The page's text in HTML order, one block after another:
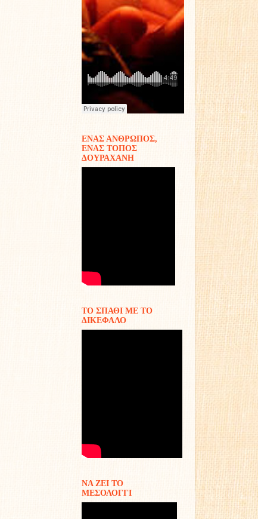
ΕΝΑΣ ΑΝΘΡΩΠΟΣ,
ΕΝΑΣ ΤΟΠΟΣ
ΔΟΥΡΑΧΑΝΗ
ΤΟ ΣΠΑΘΙ ΜΕ ΤΟ
ΔΙΚΕΦΑΛΟ
ΝΑ ΖΕΙ ΤΟ
ΜΕΣΟΛΟΓΓΙ